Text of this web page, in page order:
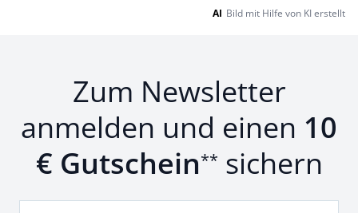
AI Bild mit Hilfe von KI erstellt
Zum Newsletter
anmelden und einen 10
€ Gutschein** sichern